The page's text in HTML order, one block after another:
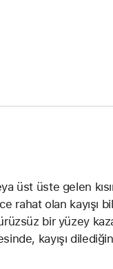
üst üste gelen
rahat olan kayışı
bir yüzey
kayışı